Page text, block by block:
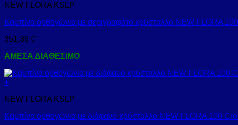
NEW FLORA KSLP
Καμπίνα ορθογώνια με σεριγραφάτο κρύσταλλο NEW FLORA
351,36 €
ΑΜΕΣΑ ΔΙΑΘΕΣΙΜΟ
+
NEW FLORA KSLP
Καμπίνα ορθογώνια με διάφανο κρύσταλλο NEW FLORA 100